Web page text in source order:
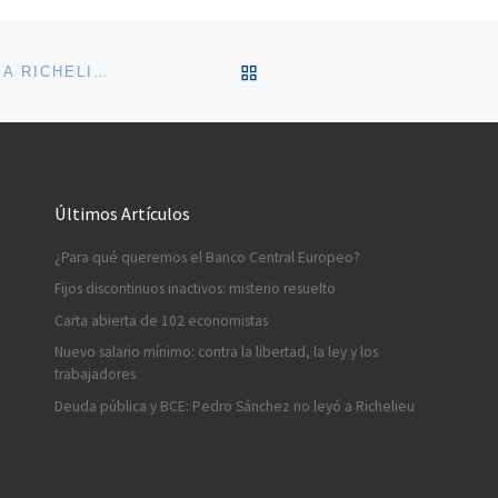
Últimos Artículos
¿Para qué queremos el Banco Central Europeo?
Fijos discontinuos inactivos: misterio resuelto
Carta abierta de 102 economistas
Nuevo salario mínimo: contra la libertad, la ley y los
trabajadores
Deuda pública y BCE: Pedro Sánchez no leyó a Richelieu